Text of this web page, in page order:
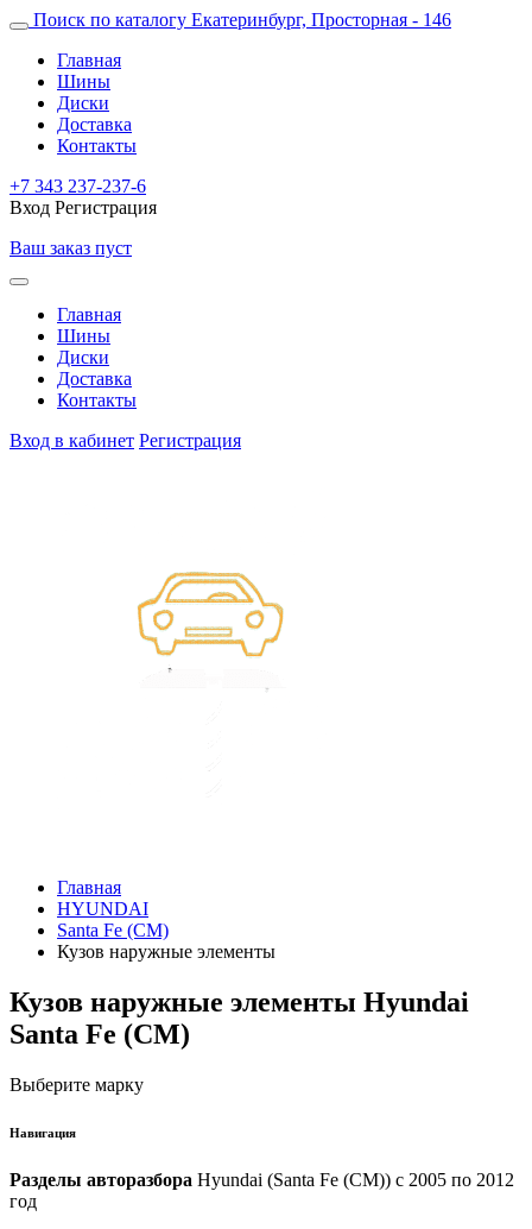
Поиск по каталогу Екатеринбург, Просторная - 146
Главная
Шины
Диски
Доставка
Контакты
+7 343 237-237-6
Вход Регистрация
Ваш заказ пуст
Главная
Шины
Диски
Доставка
Контакты
Вход в кабинет Регистрация
Главная
HYUNDAI
Santa Fe (CM)
Кузов наружные элементы
Кузов наружные элементы Hyundai
Santa Fe (CM)
Выберите марку
Навигация
Разделы авторазбора Hyundai (Santa Fe (CM)) с 2005 по 2012
год